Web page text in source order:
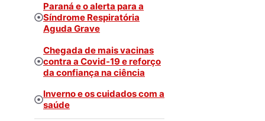
Paraná e o alerta para a
Síndrome Respiratória
Aguda Grave
Chegada de mais vacinas
contra a Covid-19 e reforço
da confiança na ciência
Inverno e os cuidados com a
saúde